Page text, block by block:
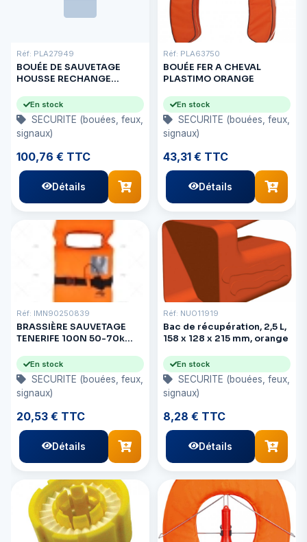
Réf: PLA27949
BOUÉE DE SAUVETAGE
HOUSSE RECHANGE
En stock
SECURITE (bouées, feux,
signaux)
100,76 € TTC
Détails
Réf: PLA63750
BOUÉE FER A CHEVAL
PLASTIMO ORANGE
En stock
SECURITE (bouées, feux,
signaux)
43,31 € TTC
Détails
Réf: IMN90250839
BRASSIÈRE SAUVETAGE
TENERIFE 100N 50-70k
En stock
SECURITE (bouées, feux,
signaux)
20,53 € TTC
Détails
Réf: NUO11919
Bac de récupération, 2,5 L,
158 x 128 x 215 mm, orange
En stock
SECURITE (bouées, feux,
signaux)
8,28 € TTC
Détails